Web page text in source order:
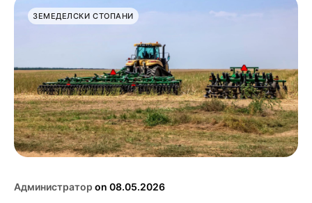
ЗЕМЕДЕЛСКИ СТОПАНИ
Администратор on 08.05.2026